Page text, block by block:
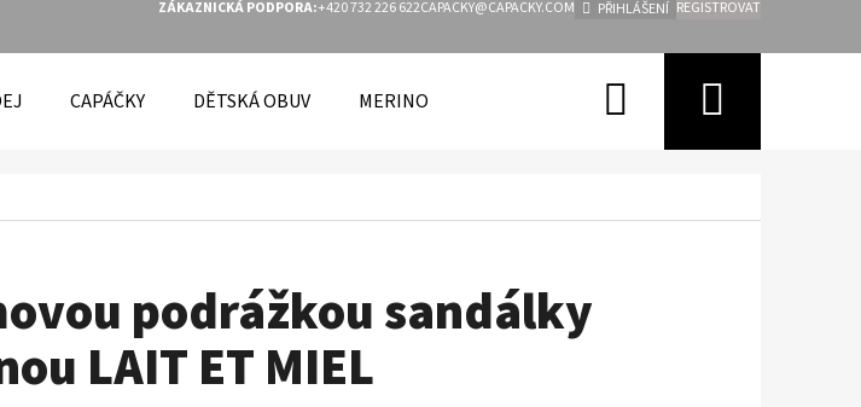
ZÁKAZNICKÁ PODPORA:+420 732 226 622CAPACKY@CAPACKY.COM PŘIHLÁŠENÍ REGISTROVAT
CAPÁČKY DĚTSKÁ OBUV MERINO Hledat
podrážkou sandálky
LAIT ET MIEL